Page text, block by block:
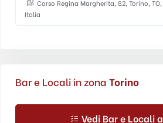
Corso Regina Margherita, 82, Torino, TO,
Italia
Bar e Locali in zona Torino
Vedi Bar e Locali a